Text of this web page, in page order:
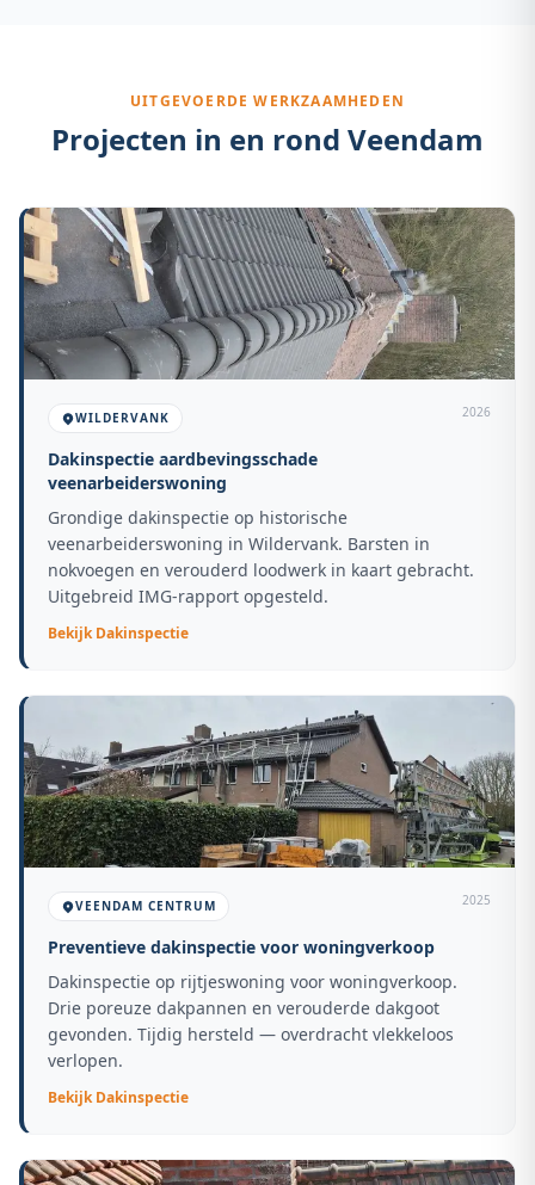
UITGEVOERDE WERKZAAMHEDEN
Projecten in en rond Veendam
WILDERVANK 2026
Dakinspectie aardbevingsschade
veenarbeiderswoning
Grondige dakinspectie op historische
veenarbeiderswoning in Wildervank. Barsten in
nokvoegen en verouderd loodwerk in kaart gebracht.
Uitgebreid IMG-rapport opgesteld.
BekijkDakinspectie
VEENDAM CENTRUM 2025
Preventieve dakinspectie voor woningverkoop
Dakinspectie op rijtjeswoning voor woningverkoop.
Drie poreuze dakpannen en verouderde dakgoot
gevonden. Tijdig hersteld — overdracht vlekkeloos
verlopen.
BekijkDakinspectie